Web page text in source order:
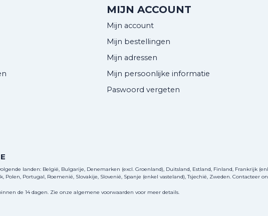
MIJN ACCOUNT
Mijn account
Mijn bestellingen
Mijn adressen
Mijn persoonlijke informatie
Paswoord vergeten
landen: België, Bulgarije, Denemarken (excl. Groenland), Duitsland, Estland, Finland, Frankrijk
Polen, Portugal, Roemenië, Slovakije, Slovenië, Spanje (enkel vasteland), Tsjechië, Zweden. Contacteer
de 14 dagen. Zie onze algemene voorwaarden voor meer details.